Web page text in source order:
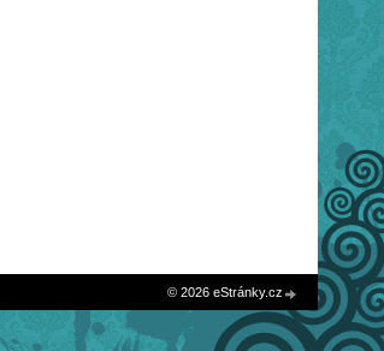
© 2026 eStránky.cz